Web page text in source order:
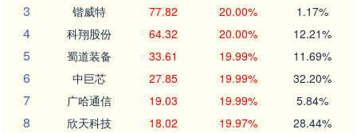
3 锴威特 77.82 20.00% 1.17%
4 科翔股份 64.32 20.00% 12.21%
5 蜀道装备 33.61 19.99% 11.69%
6 中巨芯 27.85 19.99% 32.20%
7 广哈通信 19.03 19.99% 5.84%
8 欣天科技 18.02 19.97% 28.44%